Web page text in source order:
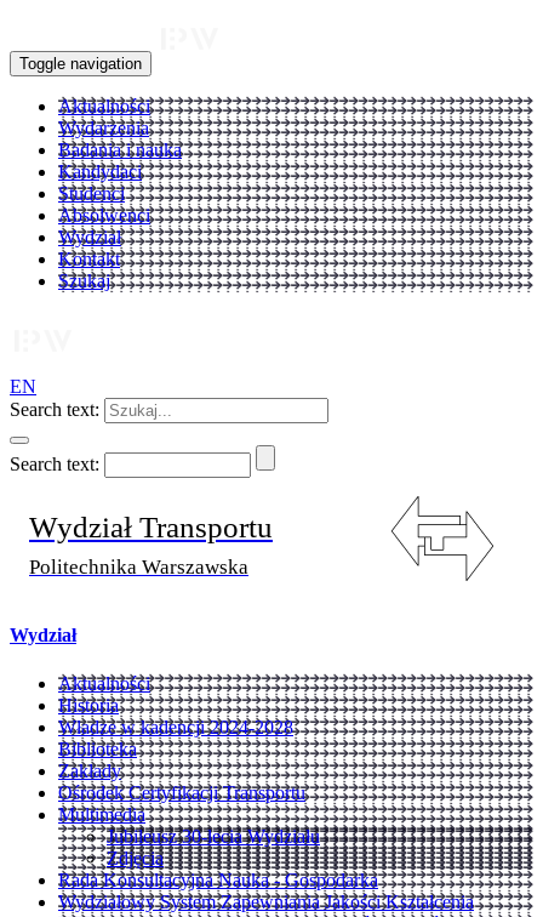
Toggle navigation
Aktualności
Wydarzenia
Badania i nauka
Kandydaci
Studenci
Absolwenci
Wydział
Kontakt
Szukaj
EN
Search text:
Search text:
Wydział Transportu
Politechnika Warszawska
Wydział
Aktualności
Historia
Władze w kadencji 2024-2028
Biblioteka
Zakłady
Ośrodek Certyfikacji Transportu
Multimedia
Jubileusz 30-lecia Wydziału
Zdjęcia
Rada Konsultacyjna Nauka - Gospodarka
Wydziałowy System Zapewniania Jakości Kształcenia